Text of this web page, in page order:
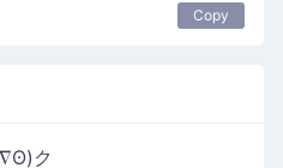
Copy
ク